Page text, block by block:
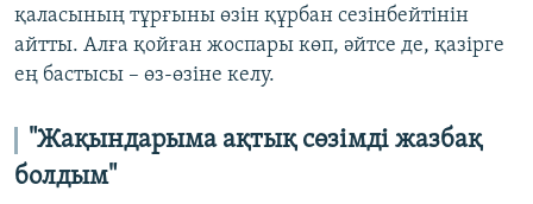
қаласының тұрғыны өзін құрбан сезінбейтінін
айтты. Алға қойған жоспары көп, әйтсе де, қазірге
ең бастысы – өз-өзіне келу.
"Жақындарыма ақтық сөзімді жазбақ
болдым"